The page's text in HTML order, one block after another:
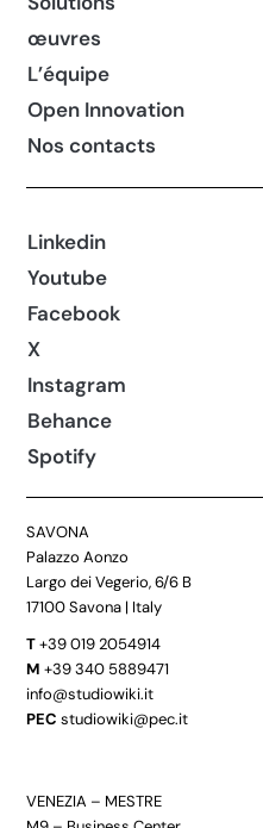
œuvres
L’équipe
Open Innovation
Nos contacts
Linkedin
Youtube
Facebook
X
Instagram
Behance
Spotify
SAVONA
Palazzo Aonzo
Largo dei Vegerio, 6/6 B
17100 Savona | Italy
T +39 019 2054914
M +39 340 5889471
info@studiowiki.it
PEC studiowiki@pec.it
VENEZIA – MESTRE